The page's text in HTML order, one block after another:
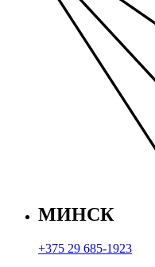
МИНСК
+375 29 685-1923